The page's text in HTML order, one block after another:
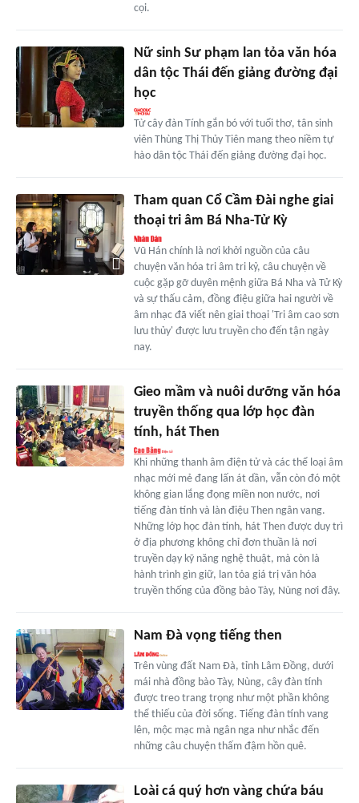
cọi.
Nữ sinh Sư phạm lan tỏa văn hóa
dân tộc Thái đến giảng đường đại
học
Từ cây đàn Tính gắn bó với tuổi thơ, tân sinh
viên Thùng Thị Thủy Tiên mang theo niềm tự
hào dân tộc Thái đến giảng đường đại học.
Tham quan Cổ Cầm Đài nghe giai
thoại tri âm Bá Nha-Tử Kỳ
Vũ Hán chính là nơi khởi nguồn của câu
chuyện văn hóa tri âm tri kỷ, câu chuyện về
cuộc gặp gỡ duyên mệnh giữa Bá Nha và Tử Kỳ
và sự thấu cảm, đồng điệu giữa hai người về
âm nhạc đã viết nên giai thoại 'Tri âm cao sơn
lưu thủy' được lưu truyền cho đến tận ngày
nay.
Gieo mầm và nuôi dưỡng văn hóa
truyền thống qua lớp học đàn
tính, hát Then
Khi những thanh âm điện tử và các thể loại âm
nhạc mới mẻ đang lấn át dần, vẫn còn đó một
không gian lắng đọng miền non nước, nơi
tiếng đàn tính và làn điệu Then ngân vang.
Những lớp học đàn tính, hát Then được duy trì
ở địa phương không chỉ đơn thuần là nơi
truyền dạy kỹ năng nghệ thuật, mà còn là
hành trình gìn giữ, lan tỏa giá trị văn hóa
truyền thống của đồng bào Tày, Nùng nơi đây.
Nam Đà vọng tiếng then
Trên vùng đất Nam Đà, tỉnh Lâm Đồng, dưới
mái nhà đồng bào Tày, Nùng, cây đàn tính
được treo trang trọng như một phần không
thể thiếu của đời sống. Tiếng đàn tính vang
lên, mộc mạc mà ngân nga như nhắc đến
những câu chuyện thấm đậm hồn quê.
Loài cá quý hơn vàng chứa báu